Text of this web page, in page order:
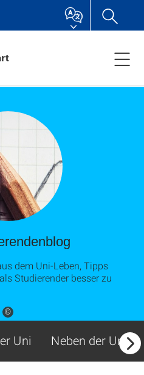
©
dem Uni-Leben, Tipps
Studierender besser zu
Uni Neben der Uni